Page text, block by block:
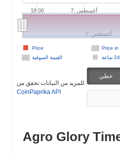
18:00 7. أغسطس
Price in
القيمة السوقية
Price
7. أغسطس
للمزيد من البيانات تحقق من
CoinPaprika API
خطي
Agro Glory